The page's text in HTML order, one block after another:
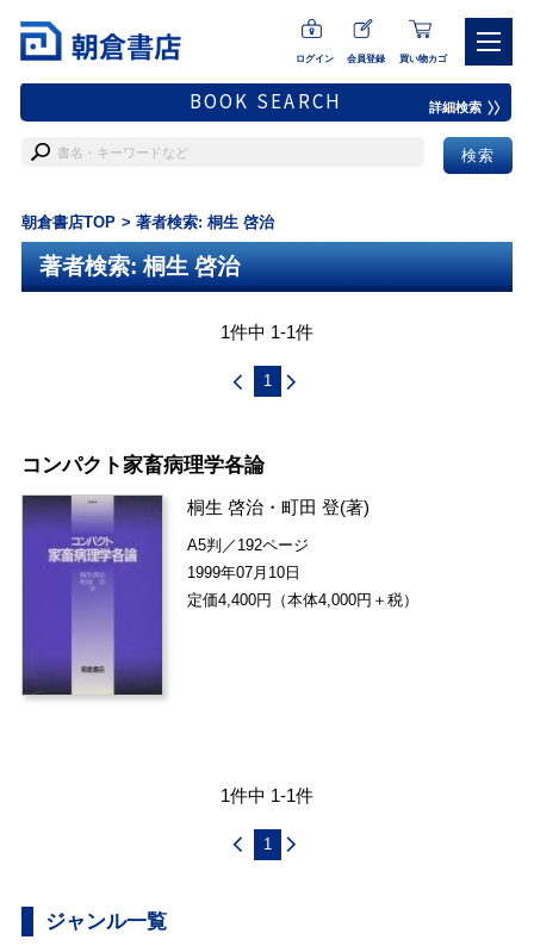
ログイン 会員登録 買い物カゴ
BOOK SEARCH 詳細検索
朝倉書店TOP 著者検索: 桐生 啓治
著者検索: 桐生 啓治
1件中 1-1件
1
コンパクト家畜病理学各論
桐生 啓治 ・町田 登(著)
A5判／192ページ
1999年07月10日
定価4,400円（本体4,000円＋税）
1件中 1-1件
1
ジャンル一覧